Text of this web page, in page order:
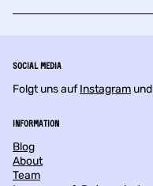
Social Media
Folgt uns aufInstagram und
Information
Blog
About
Team